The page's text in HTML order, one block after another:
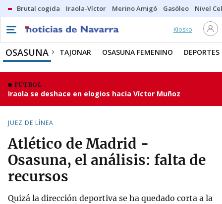
Brutal cogida Iraola-Víctor Merino Amigó Gasóleo Nivel
Kiosko
OSASUNA TAJONAR OSASUNA FEMENINO DEPORTES
FÚTBOL
Iraola se deshace en elogios hacia Víctor Muñoz
JUEZ DE LÍNEA
Atlético de Madrid -
Osasuna, el análisis: falta de
recursos
Quizá la dirección deportiva se ha quedado corta a la